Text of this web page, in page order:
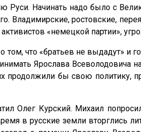
Начинать надо было с
ростовские,
«немецкой партии»,
что «братьев не выдадут» и
Ярослава Всеволодовича
бы свою политику,
Олег Курский. Михаил
в русские земли вторглись